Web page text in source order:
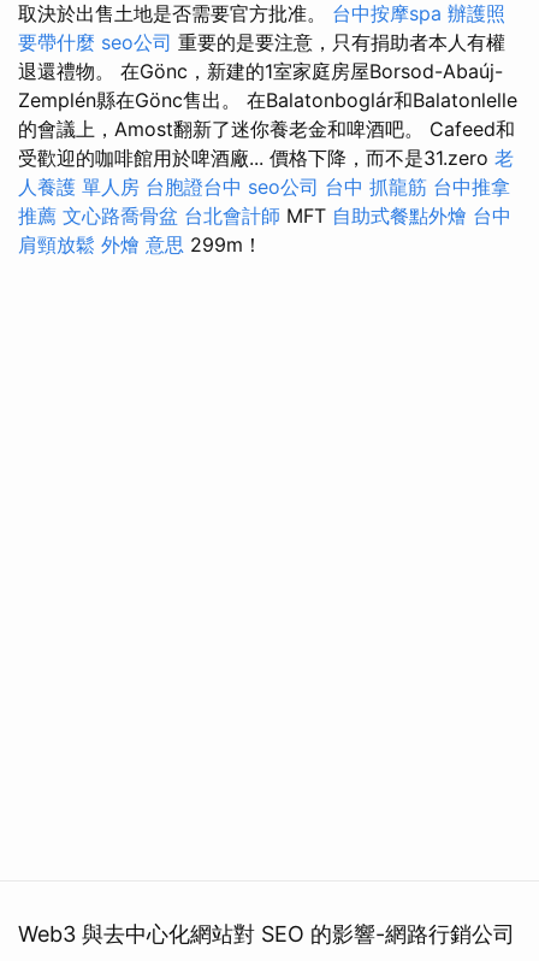
取決於出售土地是否需要官方批准。 台中按摩spa 辦護照
要帶什麼 seo公司 重要的是要注意，只有捐助者本人有權
退還禮物。 在Gönc，新建的1室家庭房屋Borsod-Abaúj-
Zemplén縣在Gönc售出。 在Balatonboglár和Balatonlelle
的會議上，Amost翻新了迷你養老金和啤酒吧。 Cafeed和
受歡迎的咖啡館用於啤酒廠... 價格下降，而不是31.zero 老
人養護 單人房 台胞證台中 seo公司 台中 抓龍筋 台中推拿
推薦 文心路喬骨盆 台北會計師 MFT 自助式餐點外燴 台中
肩頸放鬆 外燴 意思 299m！
Web3 與去中心化網站對 SEO 的影響-網路行銷公司